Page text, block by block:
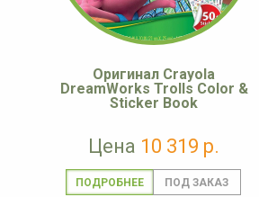
Оригинал Crayola
DreamWorks Trolls Color &
Sticker Book
Цена 10 319 р.
ПОДРОБНЕЕ